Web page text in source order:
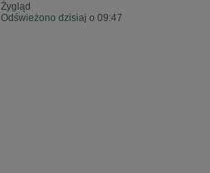
Żygląd
Odświeżono dzisiaj o 09:47